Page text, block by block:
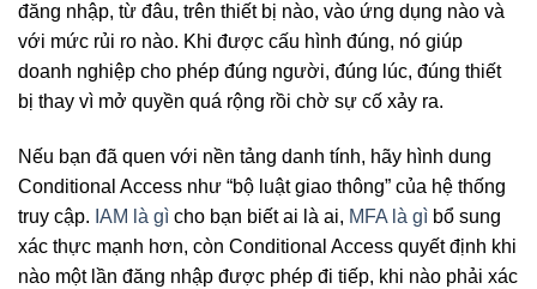
đăng nhập, từ đâu, trên thiết bị nào, vào ứng dụng nào và
với mức rủi ro nào. Khi được cấu hình đúng, nó giúp
doanh nghiệp cho phép đúng người, đúng lúc, đúng thiết
bị thay vì mở quyền quá rộng rồi chờ sự cố xảy ra.
Nếu bạn đã quen với nền tảng danh tính, hãy hình dung
Conditional Access như “bộ luật giao thông” của hệ thống
truy cập. IAM là gì cho bạn biết ai là ai, MFA là gì bổ sung
xác thực mạnh hơn, còn Conditional Access quyết định khi
nào một lần đăng nhập được phép đi tiếp, khi nào phải xác